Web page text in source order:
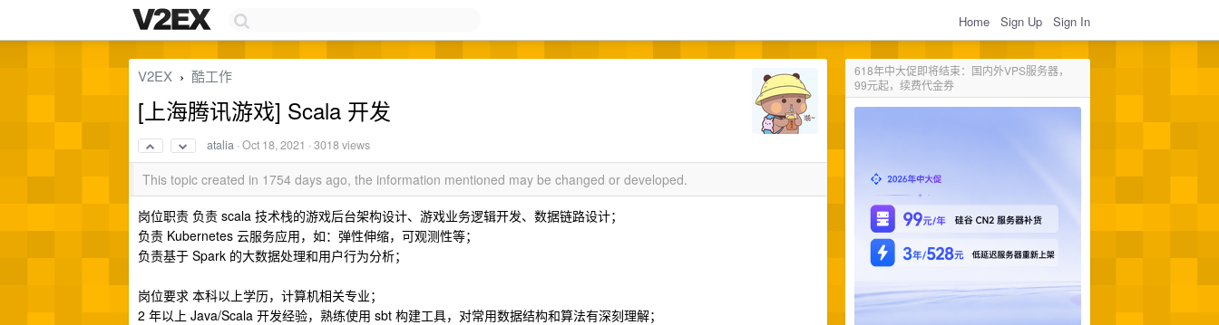
Home Sign Up Sign In
618年中大促即将结束：国内外VPS服务器，
99元起，续费代金券
V2EX › 酷工作
[上海腾讯游戏] Scala 开发
atalia ·Oct 18, 2021 · 3018 views
This topic created in 1754 days ago, the information mentioned may be changed or developed.
岗位职责 负责 scala 技术栈的游戏后台架构设计、游戏业务逻辑开发、数据链路设计；
负责 Kubernetes 云服务应用，如：弹性伸缩，可观测性等；
负责基于 Spark 的大数据处理和用户行为分析；
岗位要求 本科以上学历，计算机相关专业；
2 年以上 Java/Scala 开发经验，熟练使用 sbt 构建工具，对常用数据结构和算法有深刻理解；